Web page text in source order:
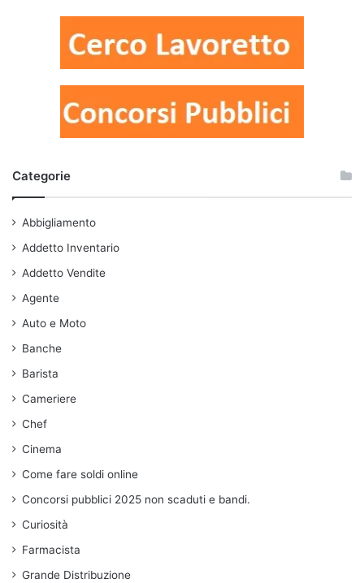
Categorie
Abbigliamento
Addetto Inventario
Addetto Vendite
Agente
Auto e Moto
Banche
Barista
Cameriere
Chef
Cinema
Come fare soldi online
Concorsi pubblici 2025 non scaduti e bandi.
Curiosità
Farmacista
Grande Distribuzione